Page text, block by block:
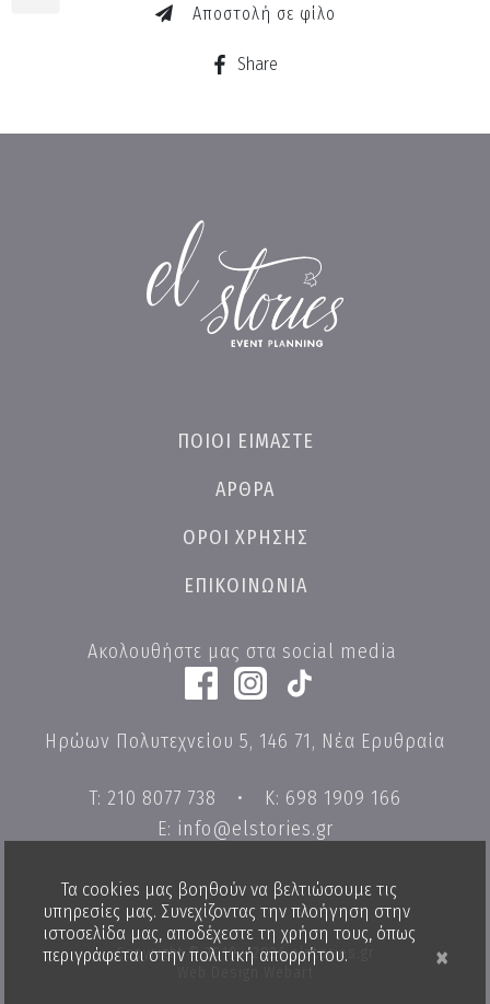
Αποστολή σε φίλο
Share
ΠΟΙΟΙ ΕΙΜΑΣΤΕ
ΑΡΘΡΑ
ΟΡΟΙ ΧΡΗΣΗΣ
ΕΠΙΚΟΙΝΩΝΙΑ
Ακολουθήστε μας στα social media
Ηρώων Πολυτεχνείου 5, 146 71, Νέα Ερυθραία
T: 210 8077 738 • K: 698 1909 166
E: info@elstories.gr
Copyright © 2019 - 2026 elstories.gr
Τα cookies μας βοηθούν να βελτιώσουμε τις
υπηρεσίες μας. Συνεχίζοντας την πλοήγηση στην
ιστοσελίδα μας, αποδέχεστε τη χρήση τους, όπως
περιγράφεται στηνπολιτική απορρήτου. ×